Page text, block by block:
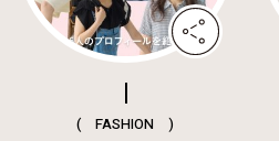
( FASHION )